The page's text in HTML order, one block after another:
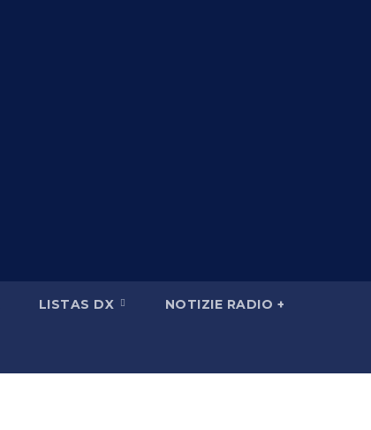
LISTAS DX NOTIZIE RADIO +